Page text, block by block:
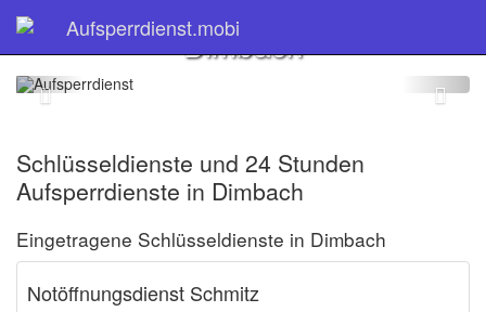
Aufsperrdienst.mobi
Schlüsseldienst
Dimbach
Schlüsseldienste und 24 Stunden
Aufsperrdienste in Dimbach
Eingetragene Schlüsseldienste in Dimbach
Notöffnungsdienst Schmitz